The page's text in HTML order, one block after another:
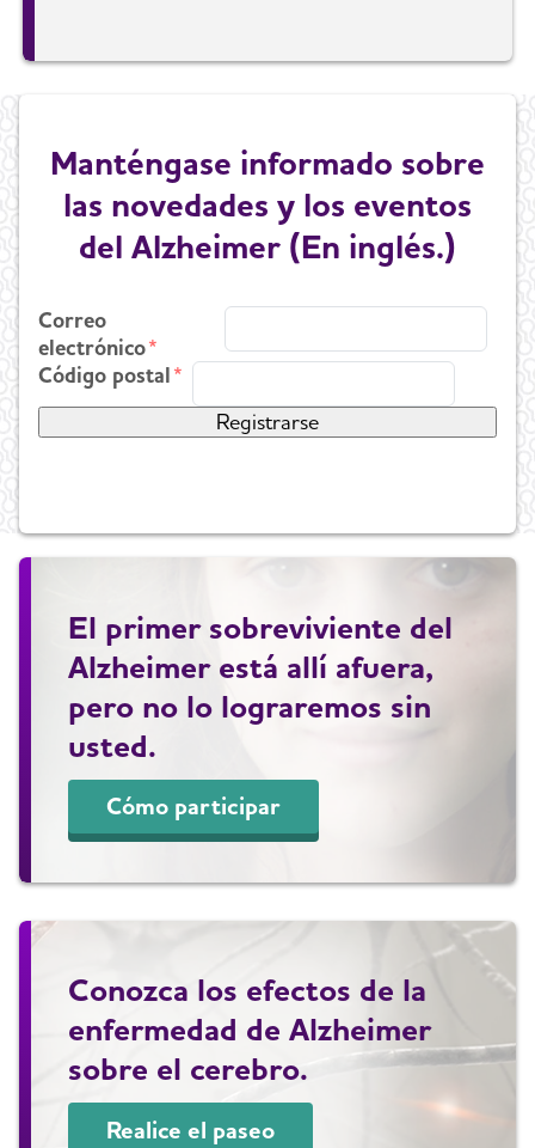
Manténgase informado sobre
las novedades y los eventos
del Alzheimer (En inglés.)
Correo
electrónico
Código postal
El primer sobreviviente del
Alzheimer está allí afuera,
pero no lo lograremos sin
usted.
Cómo participar
Conozca los efectos de la
enfermedad de Alzheimer
sobre el cerebro.
Realice el paseo